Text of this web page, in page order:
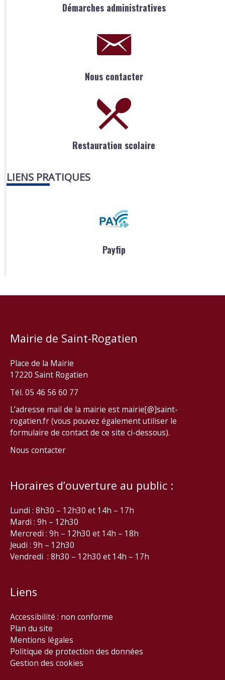
Démarches administratives
Nous contacter
Restauration scolaire
LIENS PRATIQUES
Payfip
Mairie de Saint-Rogatien
Place de la Mairie
17220 Saint Rogatien
Tél. 05 46 56 60 77
L’adresse mail de la mairie est mairie[@]saint-
rogatien.fr (vous pouvez également utiliser le
formulaire de contact de ce site ci-dessous).
Nous contacter
Horaires d’ouverture au public :
Lundi : 8h30 – 12h30 et 14h – 17h
Mardi : 9h – 12h30
Mercredi : 9h – 12h30 et 14h – 18h
Jeudi : 9h – 12h30
Vendredi : 8h30 – 12h30 et 14h – 17h
Liens
Accessibilité : non conforme
Plan du site
Mentions légales
Politique de protection des données
Gestion des cookies